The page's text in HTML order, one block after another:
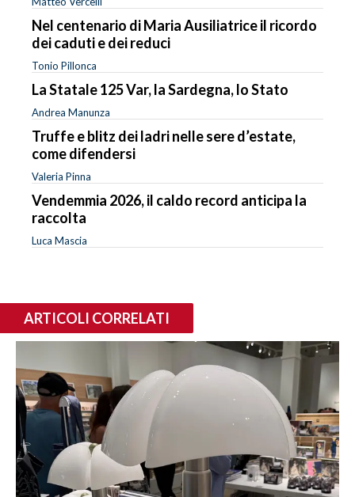
Nel centenario di Maria Ausiliatrice il ricordo
dei caduti e dei reduci
Tonio Pillonca
La Statale 125 Var, la Sardegna, lo Stato
Andrea Manunza
Truffe e blitz dei ladri nelle sere d’estate,
come difendersi
Valeria Pinna
Vendemmia 2026, il caldo record anticipa la
raccolta
Luca Mascia
ARTICOLI CORRELATI